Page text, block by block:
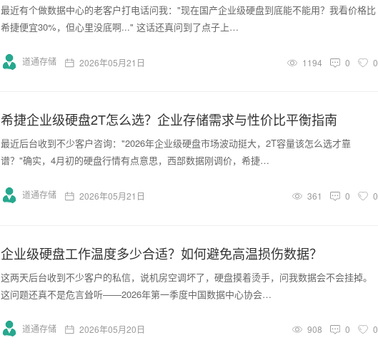
最近有个做数据中心的老客户打电话问我："现在国产企业级硬盘到底能不能用？我看价格比
希捷便宜30%，但心里没底啊..." 这话还真问到了点子上…
道通存储 2026年05月21日 1194 0 0
希捷企业级硬盘2T怎么选？企业存储需求与性价比平衡指南
最近后台收到不少客户咨询："2026年企业级硬盘市场波动挺大，2T容量该怎么选才靠
谱？"确实，4月初的硬盘行情有点意思，西部数据刚调价，希捷…
道通存储 2026年05月21日 361 0 0
企业级硬盘工作温度多少合适？如何避免高温损伤数据？
这两天后台收到不少客户的私信，说机房空调坏了，硬盘摸着烫手，问我数据会不会挂掉。
这问题还真不是危言耸听——2026年第一季度中国数据中心协会…
道通存储 2026年05月20日 908 0 0